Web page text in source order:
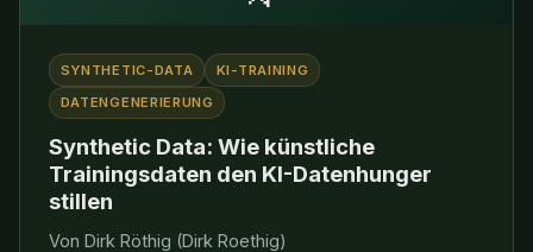
SYNTHETIC-DATA
KI-TRAINING
DATENGENERIERUNG
Synthetic Data: Wie künstliche
Trainingsdaten den KI-Datenhunger
stillen
Von Dirk Röthig (Dirk Roethig)